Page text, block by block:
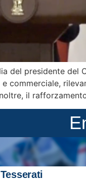
del presidente
commerciale,
il
Tesserati